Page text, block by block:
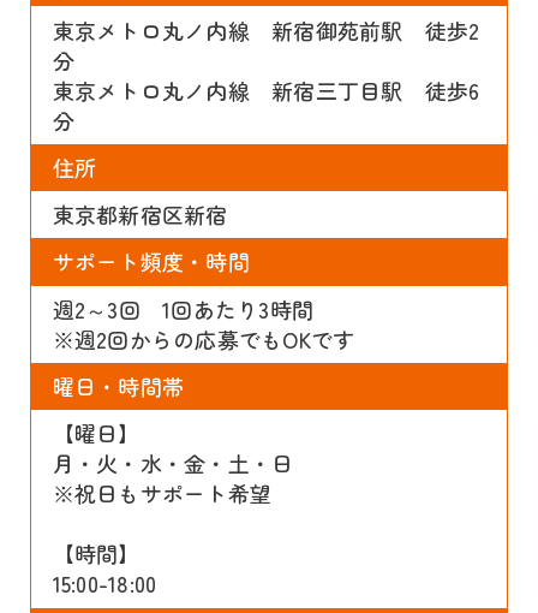
東京メトロ丸ノ内線 新宿御苑前駅 徒歩2
分
東京メトロ丸ノ内線 新宿三丁目駅 徒歩6
分
住所
東京都新宿区新宿
サポート頻度・時間
週2～3回 1回あたり3時間
※週2回からの応募でもOKです
曜日・時間帯
【曜日】
月・火・水・金・土・日
※祝日もサポート希望
【時間】
15:00-18:00